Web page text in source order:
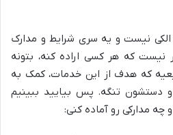
الکی نیست و یه سری شرایط و مدارک
که هر کسی اراده کنه، بتونه
که هدف از این خدمات، کمک به
و دستشون تنگه. پس بیایید ببینیم
چه مدارکی رو آماده کنی: